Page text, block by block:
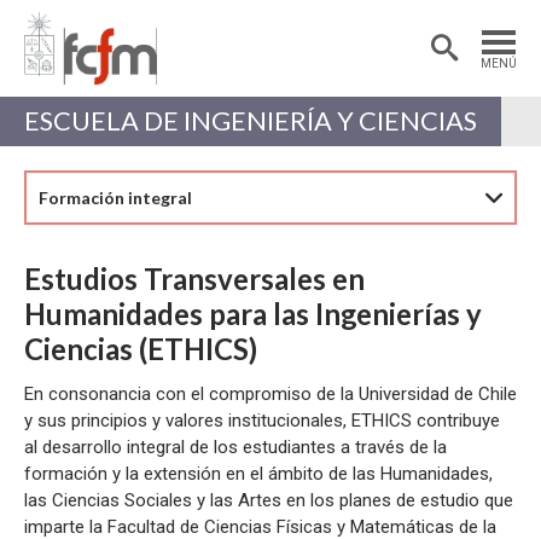
MENÚ
Estudiantes
Académicas/os
ESCUELA DE INGENIERÍA Y CIENCIAS
Formación integral
Estudios Transversales en
Humanidades para las Ingenierías y
Ciencias (ETHICS)
En consonancia con el compromiso de la Universidad de Chile
y sus principios y valores institucionales, ETHICS contribuye
al desarrollo integral de los estudiantes a través de la
formación y la extensión en el ámbito de las Humanidades,
las Ciencias Sociales y las Artes en los planes de estudio que
imparte la Facultad de Ciencias Físicas y Matemáticas de la